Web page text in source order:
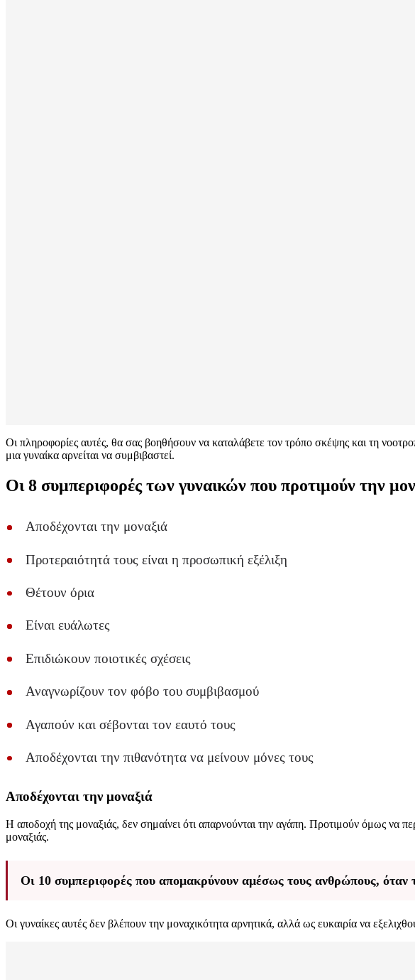
Οι πληροφορίες αυτές, θα σας βοηθήσουν να καταλάβετε τον τρόπο σκέψης και τη
μια γυναίκα αρνείται να συμβιβαστεί.
Οι 8 συμπεριφορές των γυναικών που προτιμούν την
Αποδέχονται την μοναξιά
Προτεραιότητά τους είναι η προσωπική εξέλιξη
Θέτουν όρια
Είναι ευάλωτες
Επιδιώκουν ποιοτικές σχέσεις
Αναγνωρίζουν τον φόβο του συμβιβασμού
Αγαπούν και σέβονται τον εαυτό τους
Αποδέχονται την πιθανότητα να μείνουν μόνες τους
Αποδέχονται την μοναξιά
Η αποδοχή της μοναξιάς, δεν σημαίνει ότι απαρνούνται την αγάπη. Προτιμούν όμως να
μοναξιάς.
Οι 10 συμπεριφορές που απομακρύνουν αμέσως τους ανθρώπους, όταν
Οι γυναίκες αυτές δεν βλέπουν την μοναχικότητα αρνητικά, αλλά ως ευκαιρία να